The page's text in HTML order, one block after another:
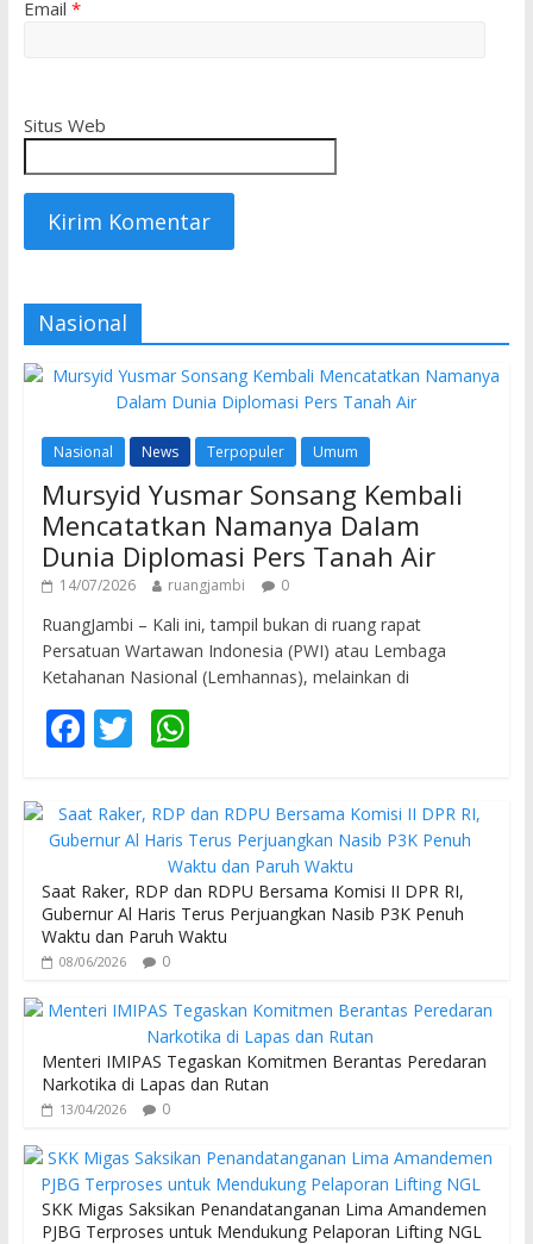
Email *
Situs Web
Nasional
Nasional News Terpopuler Umum
Mursyid Yusmar Sonsang Kembali
Mencatatkan Namanya Dalam
Dunia Diplomasi Pers Tanah Air
14/07/2026 ruangjambi 0
RuangJambi – Kali ini, tampil bukan di ruang rapat
Persatuan Wartawan Indonesia (PWI) atau Lembaga
Ketahanan Nasional (Lemhannas), melainkan di
F
e
b
o
o
k
T
itt
er
W
at
s
A
p
p
Saat Raker, RDP dan RDPU Bersama Komisi II DPR RI,
Gubernur Al Haris Terus Perjuangkan Nasib P3K Penuh
Waktu dan Paruh Waktu
08/06/2026 0
Menteri IMIPAS Tegaskan Komitmen Berantas Peredaran
Narkotika di Lapas dan Rutan
13/04/2026 0
SKK Migas Saksikan Penandatanganan Lima Amandemen
PJBG Terproses untuk Mendukung Pelaporan Lifting NGL